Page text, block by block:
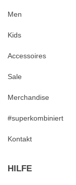
Men
Kids
Accessoires
Sale
Merchandise
#superkombiniert
Kontakt
HILFE